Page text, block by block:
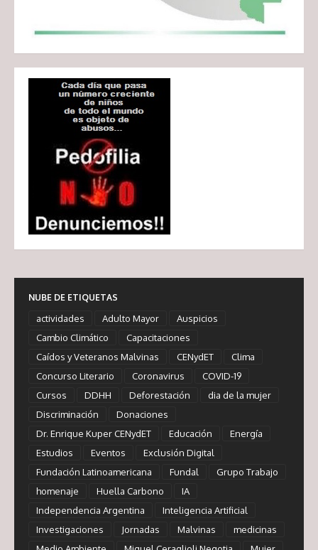
NUBE DE ETIQUETAS
actividades Adulto Mayor
Auspicios
Cambio Climático
Capacitaciones
Caídos y Veteranos Malvinas
CENydET
Clima
Concurso Literario
Coronavirus
COVID-19
Cursos
DDHH Deforestación
dia de la mujer
Discriminación
Donaciones
Dr. Enrique Kuper CENydET
Educación
Energía
Estudios
Eventos
Exclusión Digital
Fundación Latinoamericana
Fundal
Grupo Trabajo
homenaje
Huella Carbono
IA
Independencia Argentina
Inteligencia Artificial
Investigaciones
Jornadas Malvinas
medicinas